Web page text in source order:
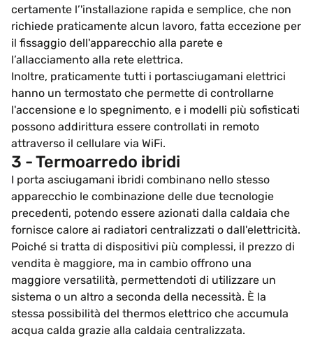
certamente l’'installazione rapida e semplice, che non
richiede praticamente alcun lavoro, fatta eccezione per
il fissaggio dell'apparecchio alla parete e
l’allacciamento alla rete elettrica.
Inoltre, praticamente tutti i portasciugamani elettrici
hanno un termostato che permette di controllarne
l'accensione e lo spegnimento, e i modelli più sofisticati
possono addirittura essere controllati in remoto
attraverso il cellulare via WiFi.
3 - Termoarredo ibridi
I porta asciugamani ibridi combinano nello stesso
apparecchio le combinazione delle due tecnologie
precedenti, potendo essere azionati dalla caldaia che
fornisce calore ai radiatori centralizzati o dall'elettricità.
Poiché si tratta di dispositivi più complessi, il prezzo di
vendita è maggiore, ma in cambio offrono una
maggiore versatilità, permettendoti di utilizzare un
sistema o un altro a seconda della necessità. È la
stessa possibilità del thermos elettrico che accumula
acqua calda grazie alla caldaia centralizzata.